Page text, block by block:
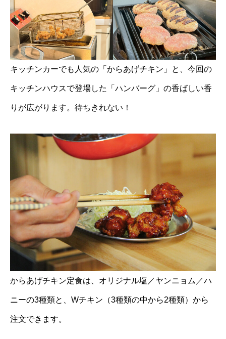
キッチンカーでも人気の「からあげチキン」と、今回の
キッチンハウスで登場した「ハンバーグ」の香ばしい香
りが広がります。待ちきれない！
からあげチキン定食は、オリジナル塩／ヤンニョム／ハ
ニーの3種類と、Wチキン（3種類の中から2種類）から
注文できます。